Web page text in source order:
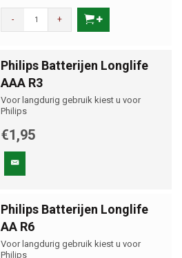
- +
Philips Batterijen Longlife
AAA R3
Voor langdurig gebruik kiest u voor
Philips
€1,95
Philips Batterijen Longlife
AA R6
Voor langdurig gebruik kiest u voor
Philips